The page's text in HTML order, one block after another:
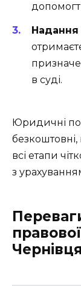
в суді.
Юридичні
всі етапи
з